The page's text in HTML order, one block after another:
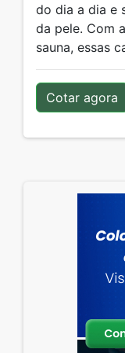
do dia a dia e
da pele. Com
sauna, essas
Cotar agora